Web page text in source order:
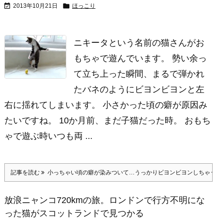
 2013年10月21日  ほっこり
ニキータという名前の猫さんがお
もちゃで遊んでいます。 勢い余っ
て立ち上った瞬間、まるで弾かれ
たバネのようにビヨンビヨンと左
右に揺れてしまいます。 小さかった頃の癖が原因み
たいですね。 10か月前、まだ子猫だった時。 おもち
ゃで遊ぶ時いつも両 ...
記事を読む 小っちゃい頃の癖が染みついて…うっかりビヨンビヨンしちゃう
放浪ニャンコ720kmの旅。ロンドンで行方不明にな
った猫がスコットランドで見つかる